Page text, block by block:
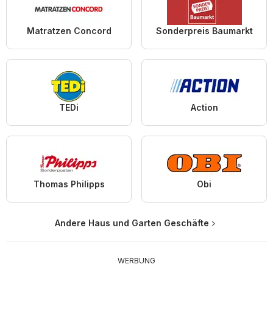
Matratzen Concord Sonderpreis Baumarkt
TEDi Action
Thomas Philipps Obi
Andere Haus und Garten Geschäfte
WERBUNG